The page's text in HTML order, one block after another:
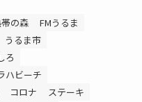
の森
FMうるま
うるま市
ろ
ハビーチ
コロナ
ステーキ